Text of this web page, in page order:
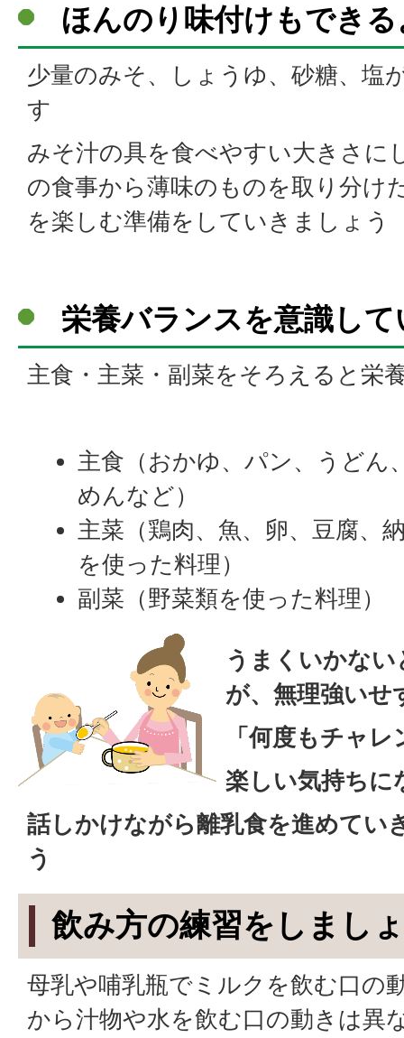
ほんのり味付けもでき
少量のみそ、しょうゆ、砂糖、塩
す
みそ汁の具を食べやすい大きさに
の食事から薄味のものを取り分け
を楽しむ準備をしていきましょう
栄養バランスを意識し
主食・主菜・副菜をそろえると栄
主食（おかゆ、パン、うどん
めんなど）
主菜（鶏肉、魚、卵、豆腐、
を使った料理）
副菜（野菜類を使った料理）
うまくいかな
が、無理強いせ
「何度もチャ
楽しい気持ちに
話しかけながら離乳食を進めてい
う
飲み方の練習をしまし
母乳や哺乳瓶でミルクを飲む口の
から汁物や水を飲む口の動きは異